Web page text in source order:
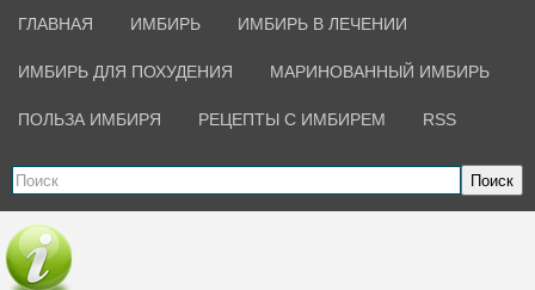
ГЛАВНАЯ ИМБИРЬ ИМБИРЬ В ЛЕЧЕНИИ
ИМБИРЬ ДЛЯ ПОХУДЕНИЯ МАРИНОВАННЫЙ ИМБИРЬ
ПОЛЬЗА ИМБИРЯ РЕЦЕПТЫ С ИМБИРЕМ RSS
Поиск